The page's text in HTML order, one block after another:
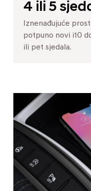
4 ili 5
Iznenađujuće
potpuno novi i10
ili pet sjedala.